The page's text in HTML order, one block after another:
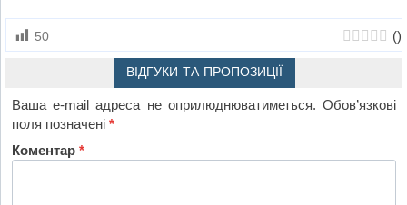
50 ()
ВІДГУКИ ТА ПРОПОЗИЦІЇ
Ваша e-mail адреса не оприлюднюватиметься. Обов’язкові
поля позначені*
Коментар*